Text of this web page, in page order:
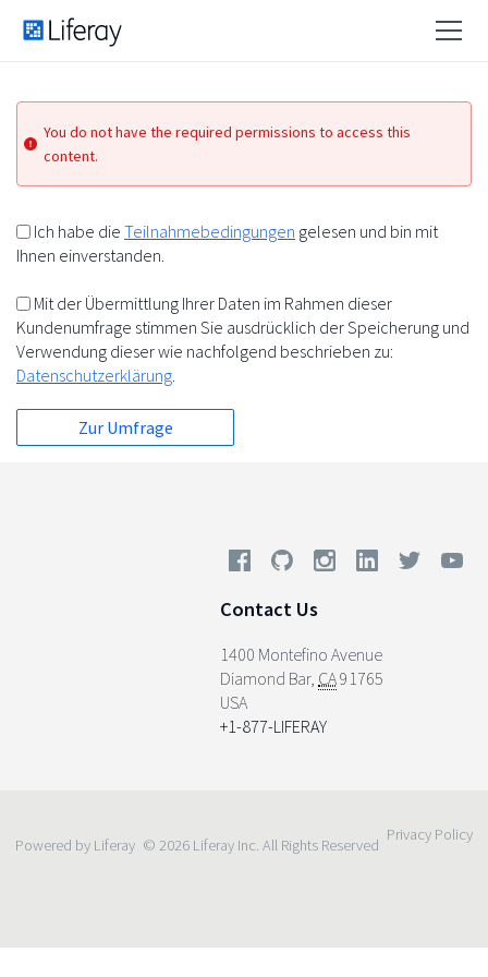
You do not have the required permissions to access this
content.
Ich habe die Teilnahmebedingungen gelesen und bin mit
Ihnen einverstanden.
Mit der Übermittlung Ihrer Daten im Rahmen dieser
Kundenumfrage stimmen Sie ausdrücklich der Speicherung und
Verwendung dieser wie nachfolgend beschrieben zu:
Datenschutzerklärung.
Contact Us
1400 Montefino Avenue
Diamond Bar, CA91765
USA
+1-877-LIFERAY
Powered by Liferay © 2026 Liferay Inc. All Rights Reserved
Privacy Policy